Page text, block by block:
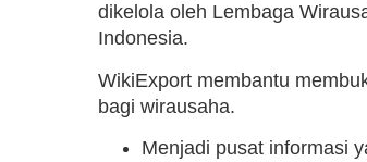
dikelola oleh Lembaga
Indonesia.
WikiExport membantu
bagi wirausaha.
Menjadi pusat informasi